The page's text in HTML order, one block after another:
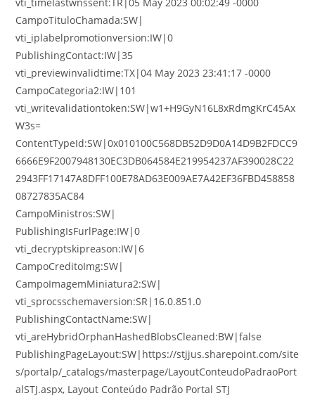
CampoTituloChamada:SW|
vti_iplabelpromotionversion:IW|0
PublishingContact:IW|35
vti_previewinvalidtime:TX|04 May 2023 23:41:17 -0000
CampoCategoria2:IW|101
vti_writevalidationtoken:SW|w1+H9GyN16L8xRdmgKrC45Ax
W3s=
ContentTypeId:SW|0x010100C568DB52D9D0A14D9B2FDCC9
6666E9F2007948130EC3DB064584E219954237AF390028C22
2943FF17147A8DFF100E78AD63E009AE7A42EF36FBD458858
08727835AC84
CampoMinistros:SW|
PublishingIsFurlPage:IW|0
vti_decryptskipreason:IW|6
CampoCreditoImg:SW|
CampoImagemMiniatura2:SW|
vti_sprocsschemaversion:SR|16.0.851.0
PublishingContactName:SW|
vti_areHybridOrphanHashedBlobsCleaned:BW|false
PublishingPageLayout:SW|https://stjjus.sharepoint.com/site
s/portalp/_catalogs/masterpage/LayoutConteudoPadraoPort
alSTJ.aspx, Layout Conteúdo Padrão Portal STJ